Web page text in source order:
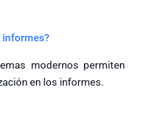
informes?
modernos permiten
en los informes.